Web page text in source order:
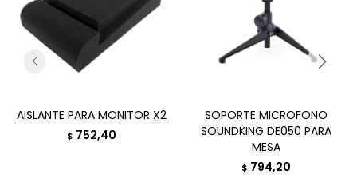
AISLANTE PARA MONITOR X2
$ 752,40
SOPORTE MICROFONO
SOUNDKING DE050 PARA
MESA
$ 794,20